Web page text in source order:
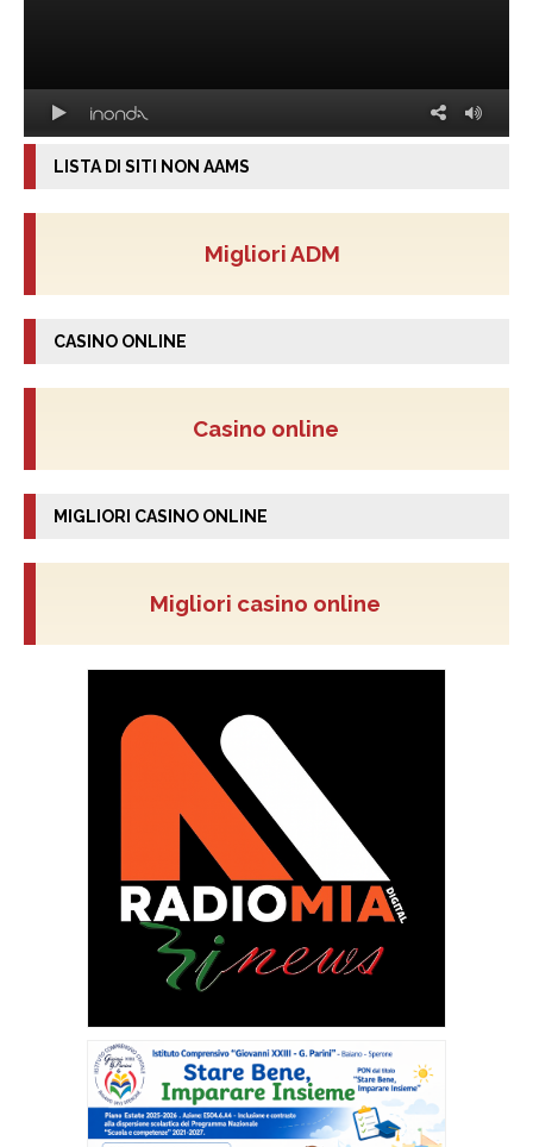
LISTA DI SITI NON AAMS
Migliori ADM
CASINO ONLINE
Casino online
MIGLIORI CASINO ONLINE
Migliori casino online